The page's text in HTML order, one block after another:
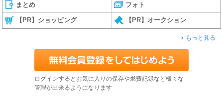
まとめ フォト
【PR】ショッピング 【PR】オークション
もっと見る
ログインするとお気に入りの保存や燃費記録など様々な
管理が出来るようになります